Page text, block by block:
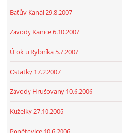
Baťův Kanál 29.8.2007
Závody Kanice 6.10.2007
Útok u Rybníka 5.7.2007
Ostatky 17.2.2007
Závody Hrušovany 10.6.2006
Kuželky 27.10.2006
Ponětovice 10.6.2006